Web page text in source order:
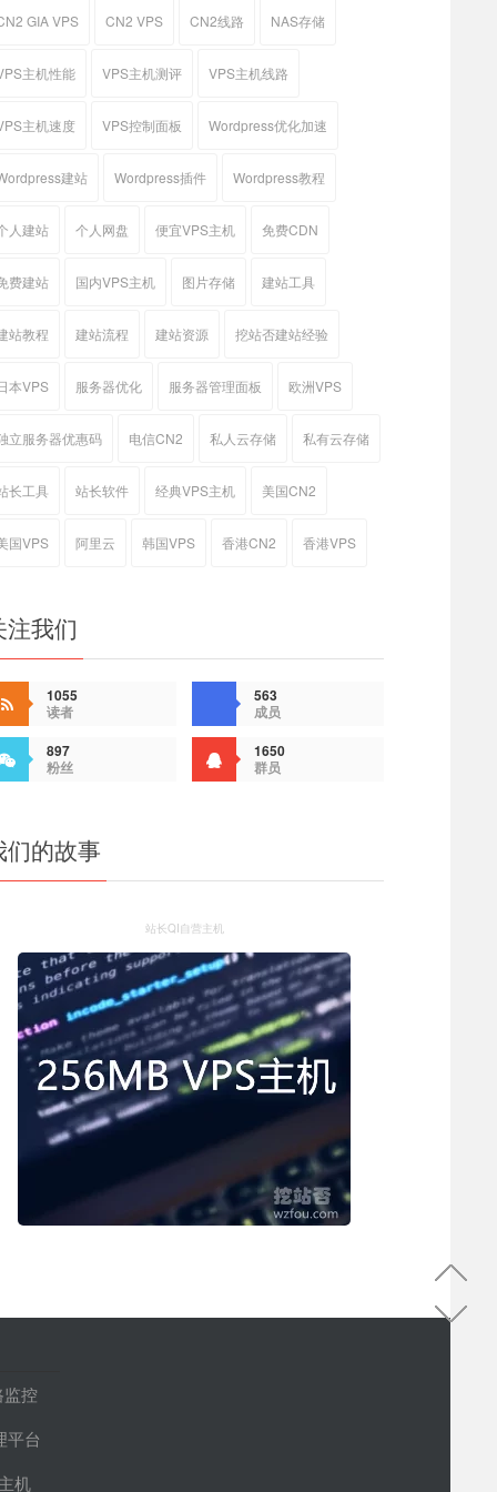
GIA VPS CN2 VPS CN2线路 NAS存储
主机性能 VPS主机测评 VPS主机线路
主机速度 VPS控制面板 Wordpress优化加速
建站 Wordpress插件 Wordpress教程
人建站 个人网盘 便宜VPS主机 免费CDN
费建站 国内VPS主机 图片存储 建站工具
站教程 建站流程 建站资源 挖站否建站经验
本VPS 服务器优化 服务器管理面板 欧洲VPS
立服务器优惠码 电信CN2 私人云存储 私有云存储
长工具 站长软件 经典VPS主机 美国CN2
国VPS 阿里云 韩国VPS 香港CN2 香港VPS
注我们
1055
读者
563
成员
897
粉丝
1650
群员
们的故事
站长QI自营主机
控
平台
机